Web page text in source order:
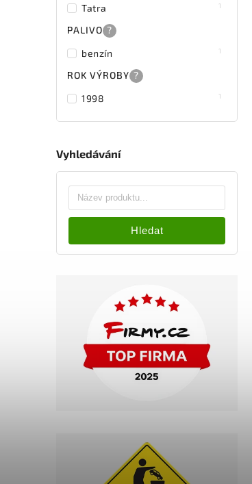
Tatra
1
PALIVO ?
benzín
1
ROK VÝROBY ?
1998
1
Vyhledávání
Hledat